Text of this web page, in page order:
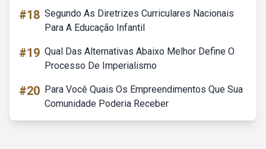
#18 Segundo As Diretrizes Curriculares Nacionais
Para A Educação Infantil
#19 Qual Das Alternativas Abaixo Melhor Define O
Processo De Imperialismo
#20 Para Você Quais Os Empreendimentos Que Sua
Comunidade Poderia Receber